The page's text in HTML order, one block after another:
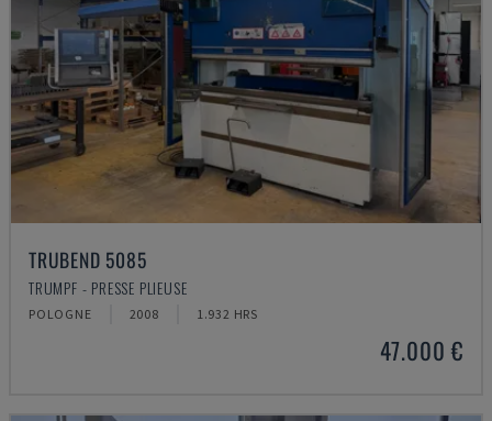
TRUBEND 5085
TRUMPF - PRESSE PLIEUSE
POLOGNE 2008 1.932 HRS
47.000 €